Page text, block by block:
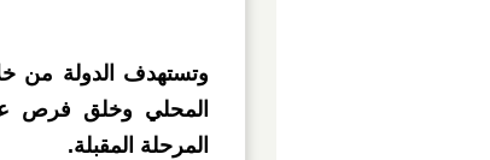
وتستهدف الدولة من
المحلي وخلق فرص
المرحلة المقبلة.